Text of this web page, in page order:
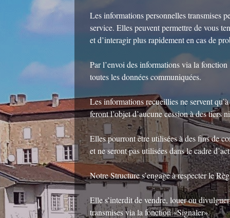
Les informations personnelles transmises
service. Elles peuvent permettre de vous
et d’interagir plus rapidement en cas de
Par l’envoi des informations via la
toutes les données communiquées.
Les informations recueillies ne servent
feront l’objet d’aucune cession à des tiers
Elles pourront être utilisées à des fins de
et ne seront pas utilisées dans le cadre
Notre Structure s’engage à respecter le
Elle s’interdit de vendre, louer ou
transmises via la fonction «Signaler».